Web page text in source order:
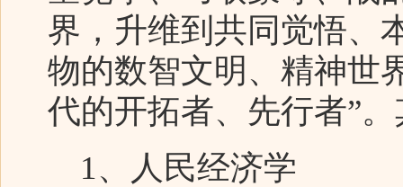
界，升维到共同觉悟、
物的数智文明、精神世
代的开拓者、先行者”
1、人民经济学